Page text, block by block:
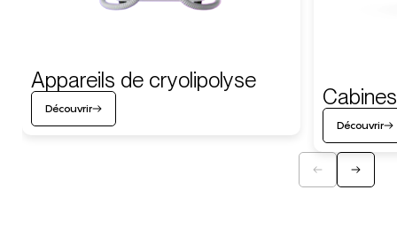
Appareils de cryolipolyse
Découvrir
Découvrir